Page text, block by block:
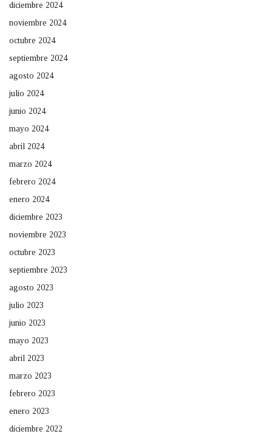
diciembre 2024
noviembre 2024
octubre 2024
septiembre 2024
agosto 2024
julio 2024
junio 2024
mayo 2024
abril 2024
marzo 2024
febrero 2024
enero 2024
diciembre 2023
noviembre 2023
octubre 2023
septiembre 2023
agosto 2023
julio 2023
junio 2023
mayo 2023
abril 2023
marzo 2023
febrero 2023
enero 2023
diciembre 2022